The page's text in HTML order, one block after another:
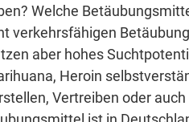
Welche
verkehrsfähigen
aber hohes
Heroin
Vertreiben oder